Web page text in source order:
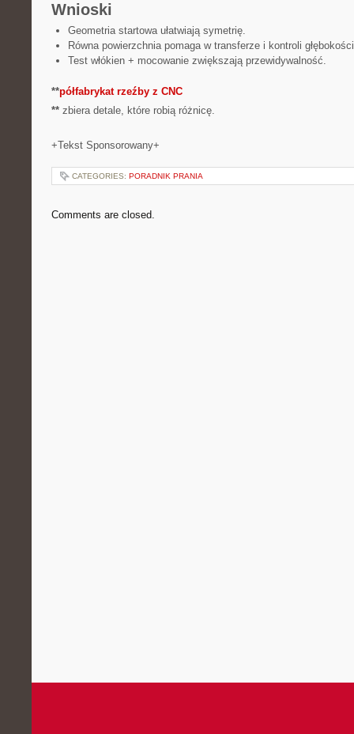
Wnioski
Geometria startowa ułatwiają symetrię.
Równa powierzchnia pomaga w transferze i kontroli
Test włókien + mocowanie zwiększają przewidywalność.
**półfabrykat rzeźby z CNC
** zbiera detale, które robią różnicę.
+Tekst Sponsorowany+
CATEGORIES: PORADNIK PRANIA
Comments are closed.